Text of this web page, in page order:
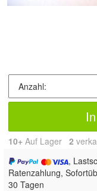
10+ Auf Lager 2
,
Ratenzahlung,
30 Tagen